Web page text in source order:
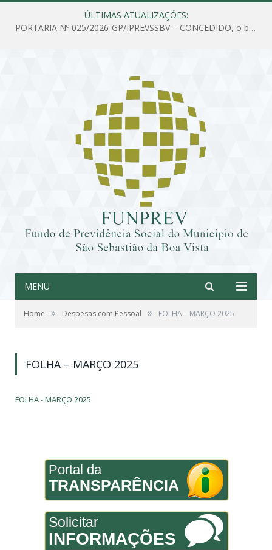
ÚLTIMAS ATUALIZAÇÕES:
PORTARIA Nº 025/2026-GP/IPREVSSBV – CONCEDIDO, o benefício de PENSÃO a MARIA ESTELA DOS SANTOS SOUZA
MENU
Home » Despesas com Pessoal » FOLHA – MARÇO 2025
FOLHA – MARÇO 2025
FOLHA - MARÇO 2025
Portal da
TRANSPARÊNCIA
Solicitar
INFORMAÇÕES